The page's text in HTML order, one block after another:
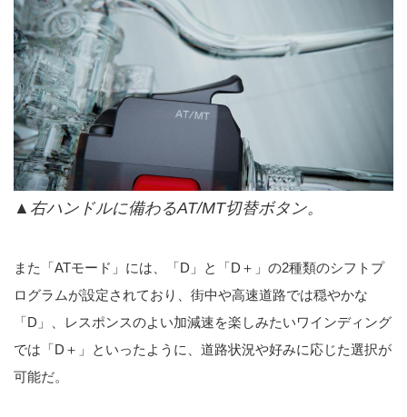
▲右ハンドルに備わるAT/MT切替ボタン。
また「ATモード」には、「D」と「D＋」の2種類のシフトプ
ログラムが設定されており、街中や高速道路では穏やかな
「D」、レスポンスのよい加減速を楽しみたいワインディング
では「D＋」といったように、道路状況や好みに応じた選択が
可能だ。